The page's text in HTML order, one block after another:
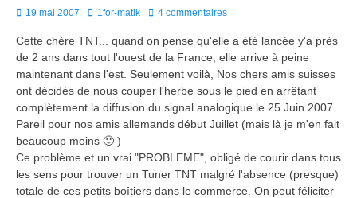
Posted
19 mai 2007 Author
1for-matik 4 commentaires
Cette chère TNT... quand on pense qu'elle a été lancée y'a près
de 2 ans dans tout l'ouest de la France, elle arrive à peine
maintenant dans l'est. Seulement voilà, Nos chers amis suisses
ont décidés de nous couper l'herbe sous le pied en arrêtant
complètement la diffusion du signal analogique le 25 Juin 2007.
Pareil pour nos amis allemands début Juillet (mais là je m'en fait
beaucoup moins 🙂 )
Ce problème et un vrai "PROBLEME", obligé de courir dans tous
les sens pour trouver un Tuner TNT malgré l'absence (presque)
totale de ces petits boîtiers dans le commerce. On peut féliciter